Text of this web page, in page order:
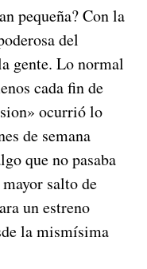
pequeña? Con la
del
gente. Lo normal
cada fin de
ocurrió lo
de semana
que no pasaba
salto de
un estreno
la mismísima